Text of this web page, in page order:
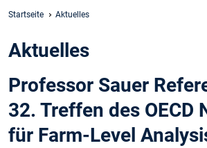
Startseite Aktuelles
Aktuelles
Professor Sauer
32. Treffen des OECD
für Farm-Level